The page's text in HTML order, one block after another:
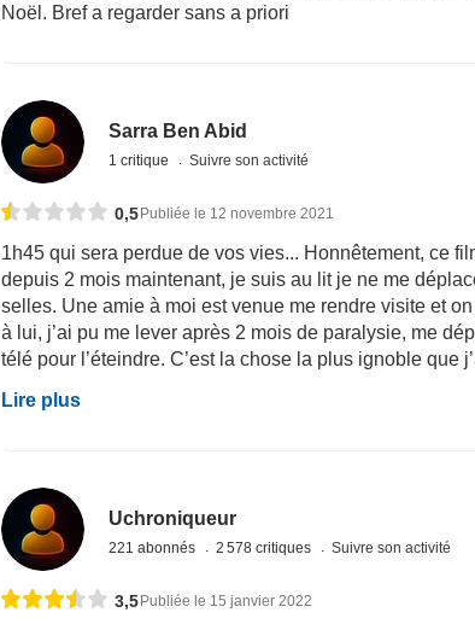
Noël. Bref a regarder sans a priori
Sarra Ben Abid
1 critique Suivre son activité
0,5Publiée le 12 novembre 2021
1h45 qui sera perdue de vos vies... Honnêtement, ce
depuis 2 mois maintenant, je suis au lit je ne me
selles. Une amie à moi est venue me rendre visite et
à lui, j’ai pu me lever après 2 mois de paralysie, me
télé pour l’éteindre. C’est la chose la plus ignoble que
Lire plus
Uchroniqueur
221 abonnés 2 578 critiques Suivre son activité
3,5Publiée le 15 janvier 2022